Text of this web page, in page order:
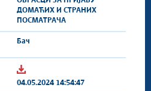
ДОМАЋИХ И СТРАНИХ
ПОСМАТРАЧА
Бач
04.05.2024 14:54:47